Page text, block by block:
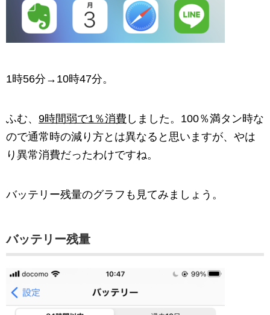
1時56分→10時47分。
ふむ、 9時間弱で1％消費 しました。100％満タン時な
ので通常時の減り方とは異なると思いますが、やは
り異常消費だったわけですね。
バッテリー残量のグラフも見てみましょう。
バッテリー残量